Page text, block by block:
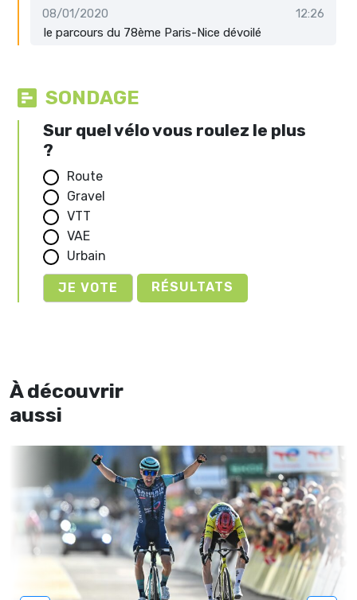
08/01/2020
12:26
le parcours du 78ème Paris-Nice dévoilé
SONDAGE
Sur quel vélo vous roulez le plus
?
Route
Gravel
VTT
VAE
Urbain
RÉSULTATS
À découvrir
aussi